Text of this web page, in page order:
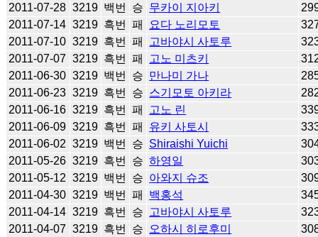
2011-07-28 3219 백번 승 무카이 지아키
2011-07-14 3219 흑번 패 요다 노리모토
2011-07-10 3219 흑번 패 고바야시 사토루
2011-07-07 3219 흑번 패 고노 미츠키
2011-06-30 3219 백번 승 만나미 가나
2011-06-23 3219 흑번 승 스기모토 아키라
2011-06-16 3219 흑번 패 고노 린
2011-06-09 3219 흑번 패 유키 사토시
2011-06-02 3219 백번 승 Shiraishi Yuichi
2011-05-26 3219 흑번 승 하영일
2011-05-12 3219 백번 승 아와지 슈조
2011-04-30 3219 백번 패 백홍석
2011-04-14 3219 흑번 승 고바야시 사토루
2011-04-07 3219 흑번 승 오하시 히로후미